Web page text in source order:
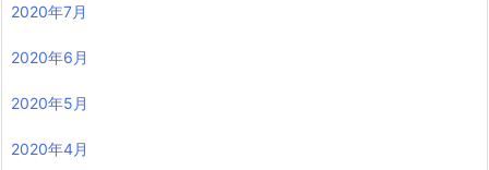
2020年7月
2020年6月
2020年5月
2020年4月